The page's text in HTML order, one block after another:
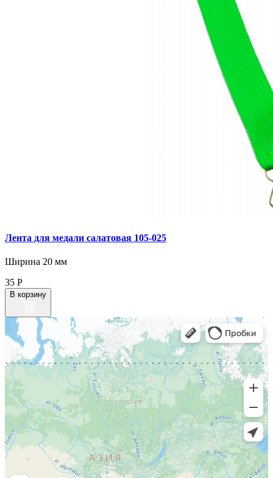
Лента для медали салатовая 105‑025
Ширина 20 мм
35 Р
В корзину